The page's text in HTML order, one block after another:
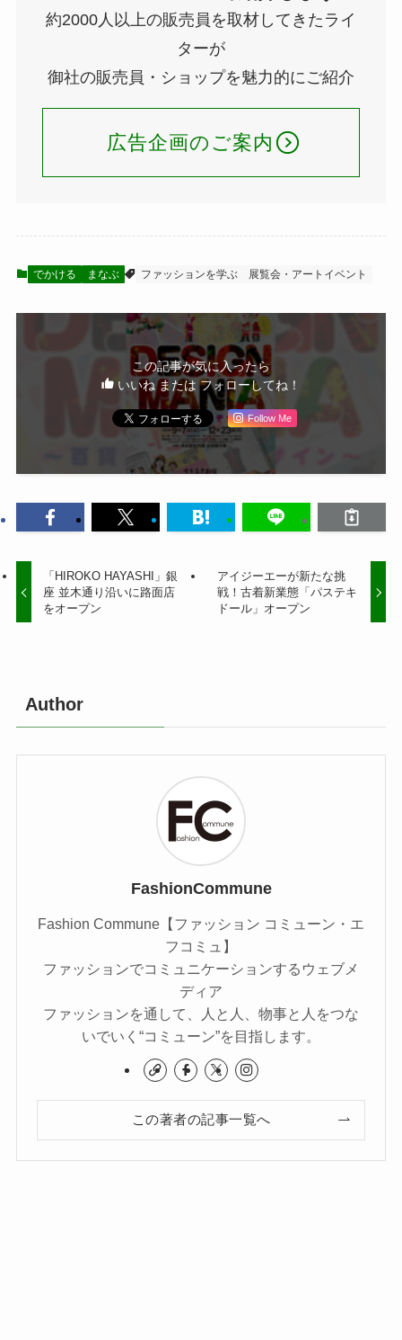
約2000人以上の販売員を取材してきたライ
ターが
御社の販売員・ショップを魅力的にご紹介
広告企画のご案内
でかける まなぶ ファッションを学ぶ 展覧会・アートイベント
この記事が気に入ったら
いいね または フォローしてね！
Follow Me
「HIROKO HAYASHI」銀
座 並木通り沿いに路面店
をオープン
アイジーエーが新たな挑
戦！古着新業態「パステキ
ドール」オープン
Author
FashionCommune
Fashion Commune【ファッション コミューン・エ
フコミュ】
ファッションでコミュニケーションするウェブメ
ディア
ファッションを通して、人と人、物事と人をつな
いでいく“コミューン”を目指します。
この著者の記事一覧へ